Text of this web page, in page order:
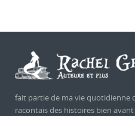
fait partie de ma vie quotidienne
racontais des histoires bien avant